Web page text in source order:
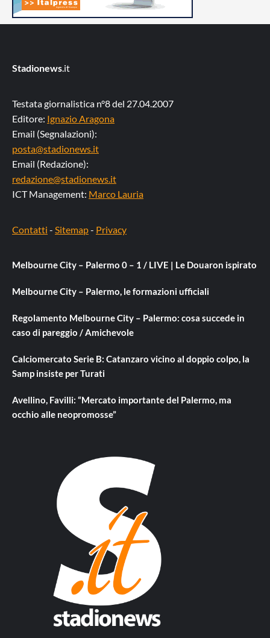
Stadionews.it
Testata giornalistica n°8 del 27.04.2007
Editore: Ignazio Aragona
Email (Segnalazioni):
posta@stadionews.it
Email (Redazione):
redazione@stadionews.it
ICT Management: Marco Lauria
Contatti - Sitemap- Privacy
Melbourne City – Palermo 0 – 1 / LIVE | Le Douaron ispirato
Melbourne City – Palermo, le formazioni ufficiali
Regolamento Melbourne City – Palermo: cosa succede in
caso di pareggio / Amichevole
Calciomercato Serie B: Catanzaro vicino al doppio colpo, la
Samp insiste per Turati
Avellino, Favilli: “Mercato importante del Palermo, ma
occhio alle neopromosse”